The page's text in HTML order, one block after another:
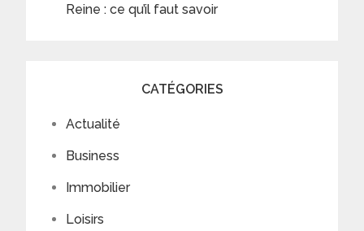
Reine : ce qu’il faut savoir
CATÉGORIES
Actualité
Business
Immobilier
Loisirs